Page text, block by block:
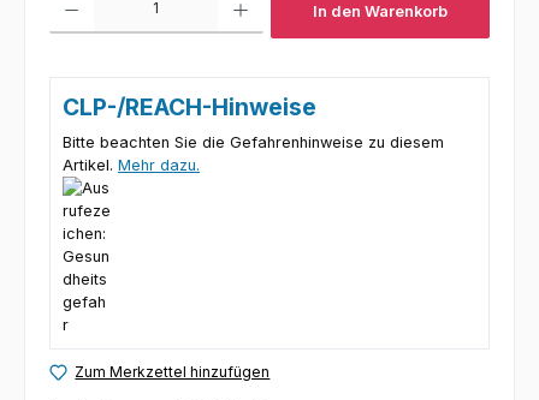
In den Warenkorb
CLP-/REACH-Hinweise
Bitte beachten Sie die Gefahrenhinweise zu diesem
Artikel. Mehr dazu.
Zum Merkzettel hinzufügen